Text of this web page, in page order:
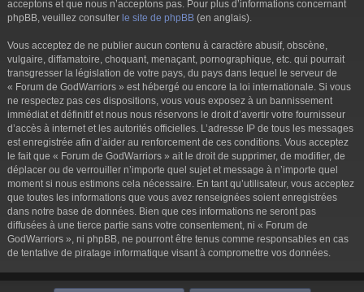
acceptons et que nous n’acceptons pas. Pour plus d’informations concernant
phpBB, veuillez consulter le site de phpBB (en anglais).
Vous acceptez de ne publier aucun contenu à caractère abusif, obscène,
vulgaire, diffamatoire, choquant, menaçant, pornographique, etc. qui pourrait
transgresser la législation de votre pays, du pays dans lequel le serveur de
« Forum de GodWarriors » est hébergé ou encore la loi internationale. Si vous
ne respectez pas ces dispositions, vous vous exposez à un bannissement
immédiat et définitif et nous nous réservons le droit d’avertir votre fournisseur
d’accès à internet et les autorités officielles. L’adresse IP de tous les messages
est enregistrée afin d’aider au renforcement de ces conditions. Vous acceptez
le fait que « Forum de GodWarriors » ait le droit de supprimer, de modifier, de
déplacer ou de verrouiller n’importe quel sujet et message à n’importe quel
moment si nous estimons cela nécessaire. En tant qu’utilisateur, vous acceptez
que toutes les informations que vous avez renseignées soient enregistrées
dans notre base de données. Bien que ces informations ne seront pas
diffusées à une tierce partie sans votre consentement, ni « Forum de
GodWarriors », ni phpBB, ne pourront être tenus comme responsables en cas
de tentative de piratage informatique visant à compromettre vos données.